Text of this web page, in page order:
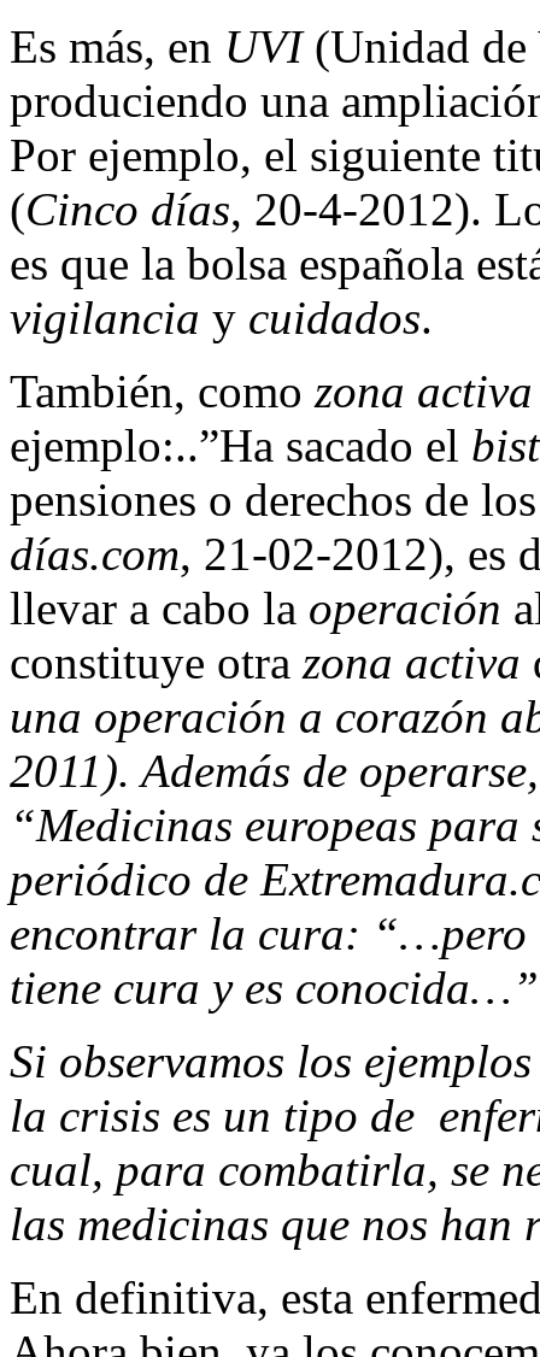
Es más, en UVI(Unidad de
produciendo una
Por ejemplo, el siguiente
(Cinco días, 20-4-2012).
es que la bolsa española
vigilancia y cuidados.
También, como zona activa
ejemplo:..”Ha sacado el
pensiones o derechos de
días.com, 21-02-2012), es
llevar a cabo la operación
constituye otra zona activa
una operación a corazón
2011). Además de
“Medicinas europeas
periódico de
encontrar la cura: “…pero
tiene cura y es
Si observamos los
la crisis es un tipo de
cual, para combatirla, se
las medicinas que nos han
En definitiva, esta